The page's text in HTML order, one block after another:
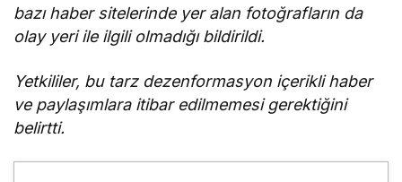
bazı haber sitelerinde yer alan fotoğrafların da
olay yeri ile ilgili olmadığı bildirildi.
Yetkililer, bu tarz dezenformasyon içerikli haber
ve paylaşımlara itibar edilmemesi gerektiğini
belirtti.